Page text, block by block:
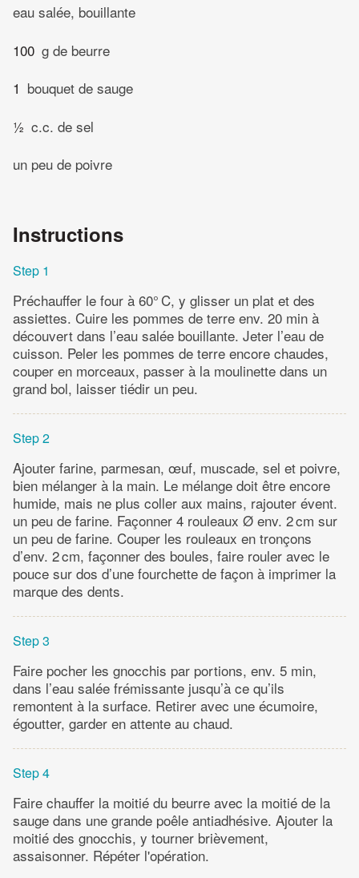
eau salée, bouillante
100 g de beurre
1 bouquet de sauge
½ c.c. de sel
un peu de poivre
Instructions
Step 1
Préchauffer le four à 60° C, y glisser un plat et des
assiettes. Cuire les pommes de terre env. 20 min à
découvert dans l’eau salée bouillante. Jeter l’eau de
cuisson. Peler les pommes de terre encore chaudes,
couper en morceaux, passer à la moulinette dans un
grand bol, laisser tiédir un peu.
Step 2
Ajouter farine, parmesan, œuf, muscade, sel et poivre,
bien mélanger à la main. Le mélange doit être encore
humide, mais ne plus coller aux mains, rajouter évent.
un peu de farine. Façonner 4 rouleaux Ø env. 2 cm sur
un peu de farine. Couper les rouleaux en tronçons
d’env. 2 cm, façonner des boules, faire rouler avec le
pouce sur dos d’une fourchette de façon à imprimer la
marque des dents.
Step 3
Faire pocher les gnocchis par portions, env. 5 min,
dans l’eau salée frémissante jusqu’à ce qu’ils
remontent à la surface. Retirer avec une écumoire,
égoutter, garder en attente au chaud.
Step 4
Faire chauffer la moitié du beurre avec la moitié de la
sauge dans une grande poêle antiadhésive. Ajouter la
moitié des gnocchis, y tourner brièvement,
assaisonner. Répéter l'opération.